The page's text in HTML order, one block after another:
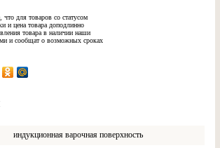
для товаров со статусом
и цена товара доподлинно
товара в наличии наши
и сообщат о возможных сроках
индукционная варочная поверхность